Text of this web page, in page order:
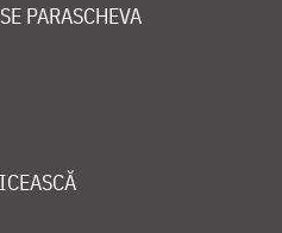
PARASCHEVA